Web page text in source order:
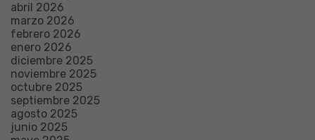
abril 2026
marzo 2026
febrero 2026
enero 2026
diciembre 2025
noviembre 2025
octubre 2025
septiembre 2025
agosto 2025
junio 2025